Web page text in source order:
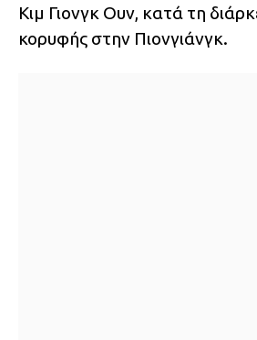
Κιμ Γιονγκ Ουν, κατά τη
κορυφής στην Πιονγιάνγκ.